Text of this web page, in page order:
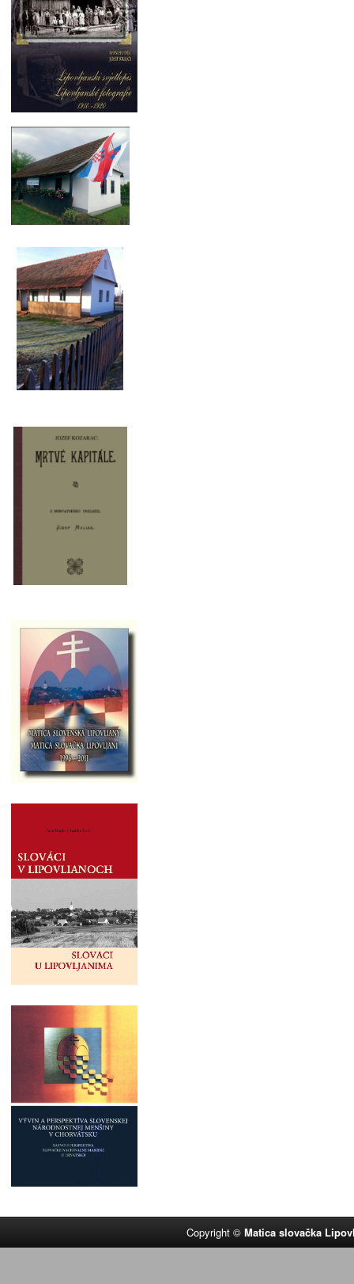
Copyright ©Matica slovačka